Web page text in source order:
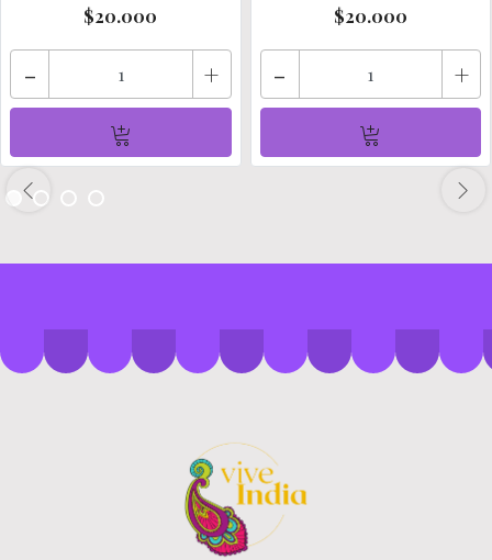
$20.000
- +
$20.000
- +